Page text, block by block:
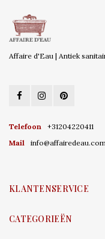
Affaire d'Eau | Antiek
Telefoon
+31204220411
Mail
KLANTENSERVICE
CATEGORIEËN